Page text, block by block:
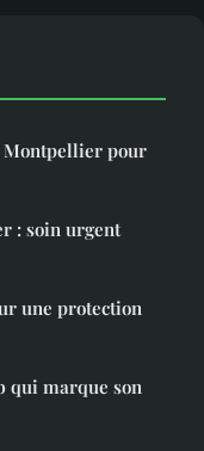
Montpellier pour
: soin urgent
une protection
qui marque son